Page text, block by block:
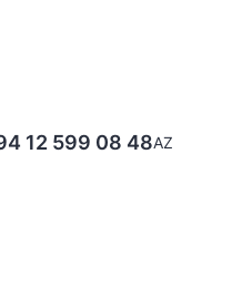
12 599 08 48AZ